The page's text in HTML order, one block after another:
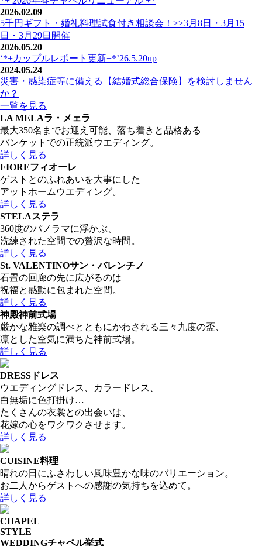
2026.02.09
5千円ギフト・婚礼料理試食付き相談会！>>3月8日・3月15
日・3月29日開催
2026.05.20
‘*+カップルレポート更新+*’26.5.20up
2024.05.24
災害・感染症等に備える【結婚式総合保険】を検討しません
か？
一覧を見る
LA MELAラ・メェラ
最大350名までお迎え可能、落ち着きと品格ある
バンケットでの正統派ウエディング。
詳しく見る
FIOREフィオーレ
ゲストとのふれあいを大事にした
アットホームウエディング。
詳しく見る
STELAステラ
360度のパノラマに浮かぶ、
洗練された空間での贅沢な時間。
詳しく見る
St. VALENTINOサン・バレンチノ
石畳の回廊の先に広がるのは
祝福と感動に包まれた空間。
詳しく見る
神殿神前式場
厳かな雅楽の調べとともにかわされる三々九度の盃、
凛とした空気に満ちた神前式場。
詳しく見る
DRESS ドレス
ウエディングドレス、カラードレス、
白無垢に色打掛け…
たくさんの衣裳との出会いは、
花嫁の心をワクワクさせます。
詳しく見る
CUISINE料理
晴れの日にふさわしい風味豊かな味のバリエーション。
お二人からゲストへの感謝の気持ちを込めて。
詳しく見る
CHAPEL
STYLE
WEDDINGチャペル挙式